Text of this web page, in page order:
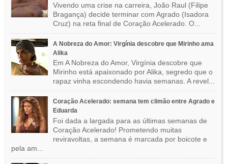
Vivendo uma crise na carreira, João Raul (Filipe
Bragança) decide terminar com Agrado (Isadora
Cruz) na reta final de Coração Acelerado. O...
A Nobreza do Amor: Virgínia descobre que Mirinho ama
Alika
Em A Nobreza do Amor, Virgínia descobre que
Mirinho está apaixonado por Alika, segredo que o
rapaz vinha escondendo havia semanas. A revel...
Coração Acelerado: semana tem climão entre Agrado e
Eduarda
Foi dada a largada para as últimas semanas de
Coração Acelerado! Prometendo muitas
reviravoltas, a semana é marcada por boicote e
pela am...